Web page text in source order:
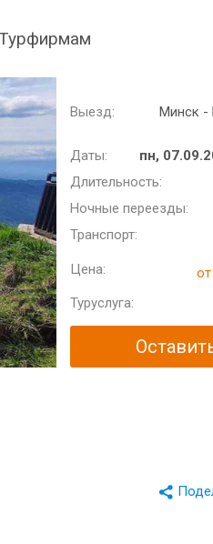
Выезд:
Минск -
Даты:
пн,
Длительность:
Ночные переезды:
Транспорт:
Цена: от
Туруслуга: